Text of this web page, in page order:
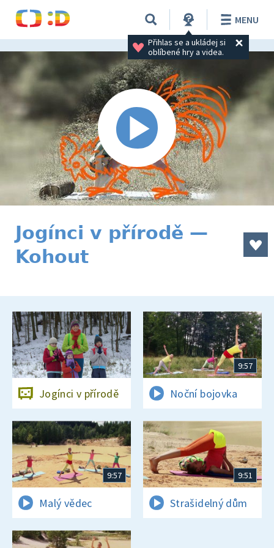
Přihlas se a ukládej si
oblíbené hry a videa.
MENU
Jogínci v přírodě —
Kohout
Jogínci v přírodě
9:57
Noční bojovka
9:57
Malý vědec
9:51
Strašidelný dům